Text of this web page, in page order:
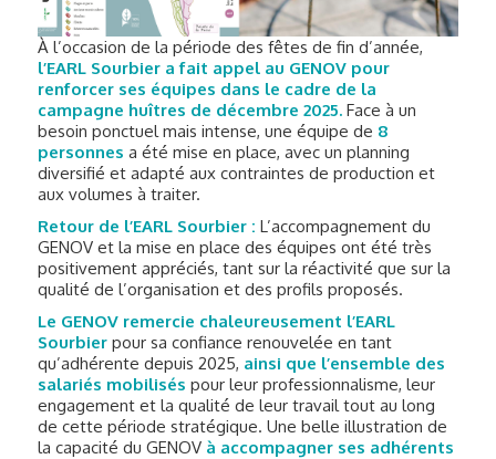
À l’occasion de la période des fêtes de fin d’année,
l’EARL Sourbier a fait appel au GENOV pour
renforcer ses équipes dans le cadre de la
campagne huîtres de décembre 2025. Face à un
besoin ponctuel mais intense, une équipe de 8
personnes a été mise en place, avec un planning
diversifié et adapté aux contraintes de production et
aux volumes à traiter.
Retour de l’EARL Sourbier : L’accompagnement du
GENOV et la mise en place des équipes ont été très
positivement appréciés, tant sur la réactivité que sur la
qualité de l’organisation et des profils proposés.
Le GENOV remercie chaleureusement l’EARL
Sourbierpour sa confiance renouvelée en tant
qu’adhérente depuis 2025, ainsi que l’ensemble des
salariés mobilisés pour leur professionnalisme, leur
engagement et la qualité de leur travail tout au long
de cette période stratégique. Une belle illustration de
la capacité du GENOV à accompagner ses adhérents